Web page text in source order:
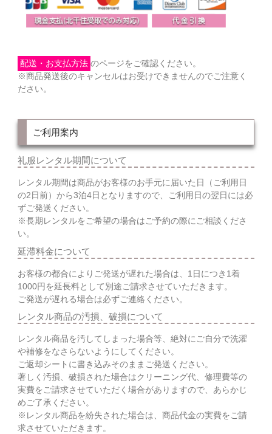
配送・お支払方法 のページをご確認ください。
※商品発送後のキャンセルはお受けできませんのでご注意く
ださい。
ご利用案内
礼服レンタル期間について
レンタル期間は商品がお客様のお手元に届いた日（ご利用日
の2日前）から3泊4日となりますので、ご利用日の翌日には必
ずご発送ください。
※長期レンタルをご希望の場合はご予約の際にご相談くださ
い。
延滞料金について
お客様の都合によりご発送が遅れた場合は、1日につき1着
1000円を延長料として別途ご請求させていただきます。
ご発送が遅れる場合は必ずご連絡ください。
レンタル商品の汚損、破損について
レンタル商品を汚してしまった場合等、絶対にご自分で洗濯
や補修をなさらないようにしてください。
ご返却シートに書き込みそのままご発送ください。
著しく汚損、破損された場合はクリーニング代、修理費等の
実費をご請求させていただく場合がありますので、あらかじ
めご了承ください。
※レンタル商品を紛失された場合は、商品代金の実費をご請
求させていただきます。